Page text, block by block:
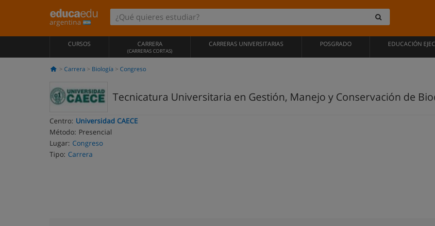
argentina
CURSOS CARRERA
(CARRERAS CORTAS)
CARRERAS UNIVERSITARIAS POSGRADO EDUCACIÓN
Carrera Biología Congreso
Tecnicatura Universitaria en Gestión, Manejo y Conservación de
Centro: Universidad CAECE
Método: Presencial
Lugar: Congreso
Tipo: Carrera